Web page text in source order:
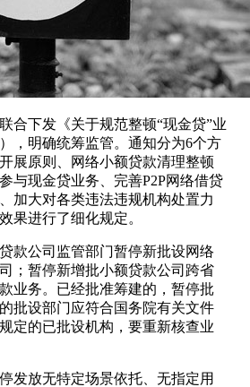
下发《关于规范整顿“现金贷”业
，明确统筹监管。通知分为6个方
展原则、网络小额贷款清理整顿
与现金贷业务、完善P2P网络借贷
加大对各类违法违规机构处置力
果进行了细化规定。
公司监管部门暂停新批设网络
；暂停新增批小额贷款公司跨省
业务。已经批准筹建的，暂停批
批设部门应符合国务院有关文件
定的已批设机构，要重新核查业
放无特定场景依托、无指定用